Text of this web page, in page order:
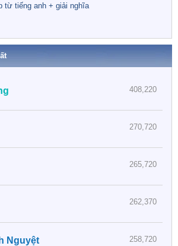
từ tiếng anh + giải nghĩa
408,220
270,720
265,720
262,370
258,720
Nguyệt